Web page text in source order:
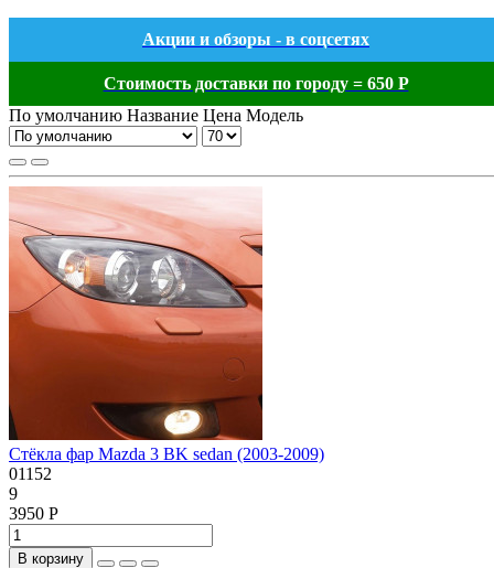
Акции и обзоры - в соцсетях
Стоимость доставки по городу = 650 Р
По умолчанию Название Цена Модель
Стёкла фар Mazda 3 BK sedan (2003-2009)
01152
9
3950 Р
В корзину